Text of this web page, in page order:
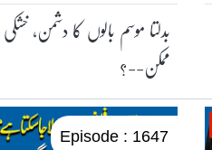
بدلتا موسم بالوں کا دشمن،
ممکن--؟
Episode : 1647